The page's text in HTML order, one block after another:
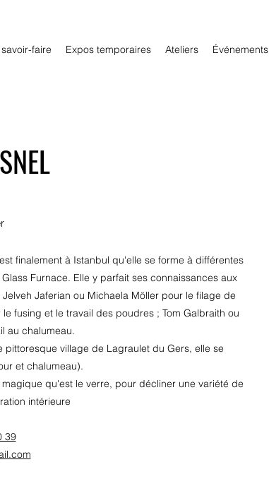
faire Expos temporaires Ateliers Événements
finalement à Istanbul qu'elle se forme à différentes
Furnace. Elle y parfait ses connaissances aux
Jaferian ou Michaela Möller pour le filage de
fusing et le travail des poudres ; Tom Galbraith ou
au chalumeau.
pittoresque village de Lagraulet du Gers, elle se
et chalumeau).
qu'est le verre, pour décliner une variété de
intérieure
39